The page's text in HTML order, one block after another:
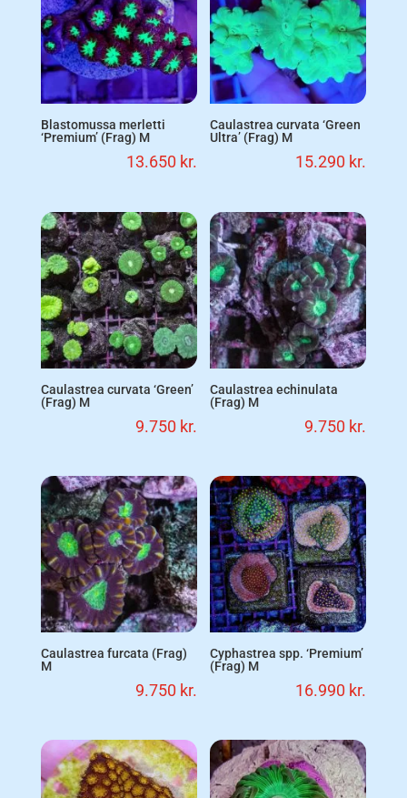
Blastomussa merletti
‘Premium’ (Frag) M
13.650 kr.
Caulastrea curvata ‘Green
Ultra’ (Frag) M
15.290 kr.
Caulastrea curvata ‘Green’
(Frag) M
9.750 kr.
Caulastrea echinulata
(Frag) M
9.750 kr.
Caulastrea furcata (Frag)
M
9.750 kr.
Cyphastrea spp. ‘Premium’
(Frag) M
16.990 kr.